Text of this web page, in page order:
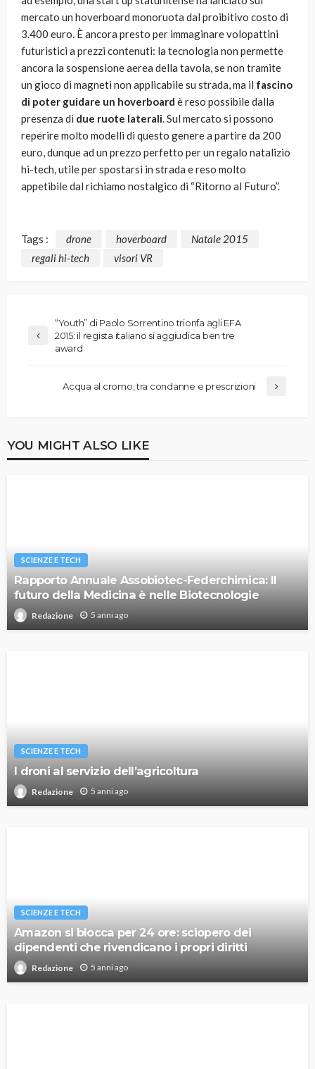
mercato un hoverboard monoruota dal proibitivo costo di
3.400 euro. È ancora presto per immaginare volopattini
futuristici a prezzi contenuti: la tecnologia non permette
ancora la sospensione aerea della tavola, se non tramite
un gioco di magneti non applicabile su strada, ma il fascino
di poter guidare un hoverboard è reso possibile dalla
presenza di due ruote laterali. Sul mercato si possono
reperire molto modelli di questo genere a partire da 200
euro, dunque ad un prezzo perfetto per un regalo natalizio
hi-tech, utile per spostarsi in strada e reso molto
appetibile dal richiamo nostalgico di “Ritorno al Futuro”.
Tags : drone hoverboard
Natale 2015
regali hi-tech
visori VR
“Youth” di Paolo Sorrentino trionfa agli EFA
2015: il regista italiano si aggiudica ben tre
award
Acqua al cromo, tra condanne e prescrizioni
YOU MIGHT ALSO LIKE
SCIENZE E TECH
Rapporto Annuale Assobiotec-Federchimica: Il
futuro della Medicina è nelle Biotecnologie
Redazione 5 anni ago
SCIENZE E TECH
I droni al servizio dell’agricoltura
Redazione 5 anni ago
SCIENZE E TECH
Amazon si blocca per 24 ore: sciopero dei
dipendenti che rivendicano i propri diritti
Redazione 5 anni ago